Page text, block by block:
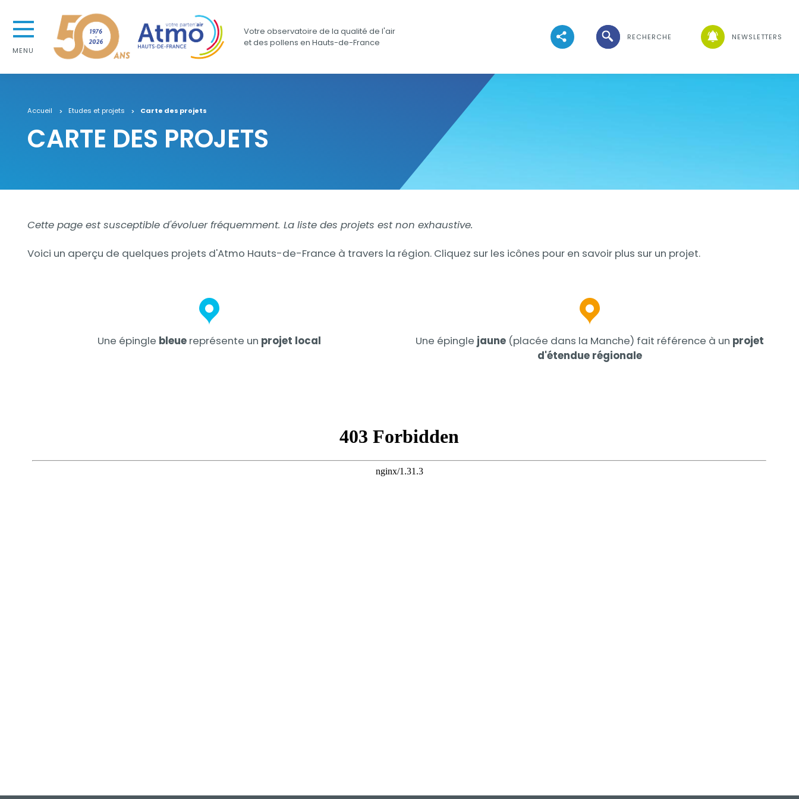
Aller au premier menu de navigation
Aller à la recherche
MENU
Atmo Hauts-de-France
Votre observatoire de la qualité de l'air
et des pollens en Hauts-de-France
Voir les réseaux sociaux
Ouvrir la recherche
RECHERCHE NEWSLETTERS
Accueil Etudes et projets Carte des projets
CARTE DES PROJETS
Contenu
Cette page est susceptible d'évoluer fréquemment. La liste des projets est non exhaustive.
Voici un aperçu de quelques projets d'Atmo Hauts-de-France à travers la région. Cliquez sur les icônes pour en savoir plus sur un projet.
Une épingle bleuereprésente un projet local Une épingle jaune (placée dans la Manche) fait référence à un projet
d'étendue régionale